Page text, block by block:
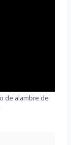
de alambre de